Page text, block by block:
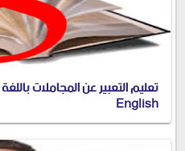
English